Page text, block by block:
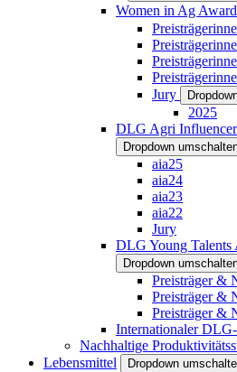
Women in Ag Award
Jury
2025
DLG Agri
Dropdown
aia25
aia24
aia23
aia22
Jury
DLG Young Talents
Dropdown
Preisträger &
Preisträger &
Preisträger &
Internationaler
Nachhaltige
Lebensmittel
Dropdown